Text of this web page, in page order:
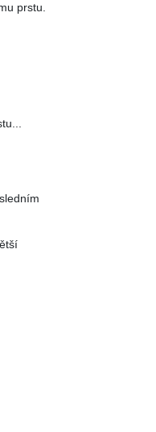
prstu.